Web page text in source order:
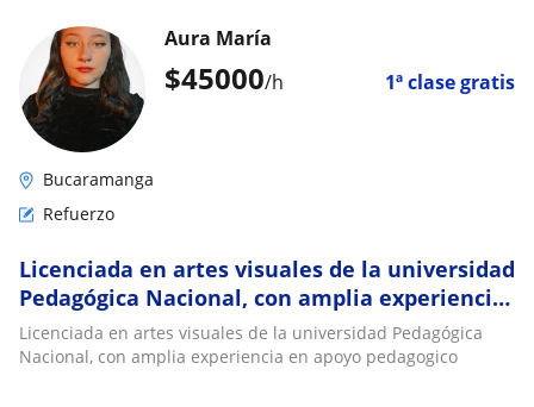
$45000/h 1ª clase gratis
Aura María
Bucaramanga
Refuerzo
Licenciada en artes visuales de la universidad
Pedagógica Nacional, con amplia experiencia
en apoyo pedagogico
Licenciada en artes visuales de la universidad Pedagógica
Nacional, con amplia experiencia en apoyo pedagogico